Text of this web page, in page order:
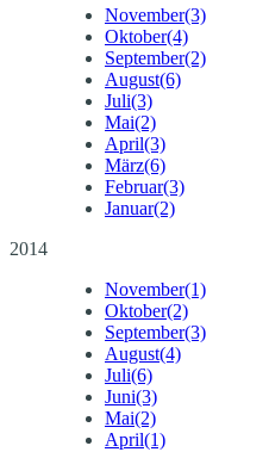
November(3)
Oktober(4)
September(2)
August(6)
Juli(3)
Mai(2)
April(3)
März(6)
Februar(3)
Januar(2)
2014
November(1)
Oktober(2)
September(3)
August(4)
Juli(6)
Juni(3)
Mai(2)
April(1)